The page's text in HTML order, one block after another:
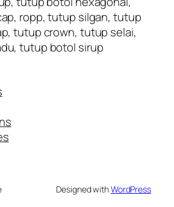
ropp, tutup silgan, tutup
tutup crown, tutup selai,
tutup botol sirup
Designed withWordPress